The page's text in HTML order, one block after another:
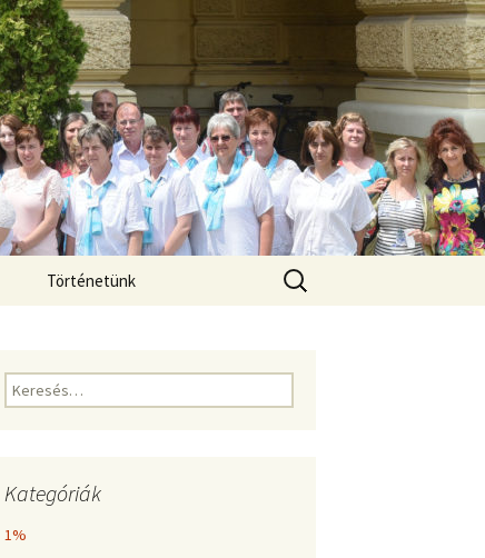
Történetünk
Keresés:
Keresés:
Kategóriák
1%